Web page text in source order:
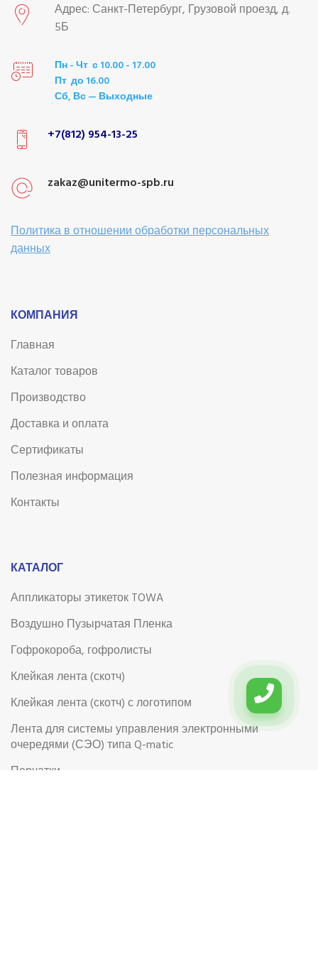
Адрес: Санкт-Петербург, Грузовой проезд, д.
5Б
Пн - Чт с 10.00 - 17.00
Пт до 16.00
Сб, Вс — Выходные
+7(812) 954-13-25
zakaz@unitermo-spb.ru
Политика в отношении обработки персональных
данных
КОМПАНИЯ
Главная
Каталог товаров
Производство
Доставка и оплата
Сертификаты
Полезная информация
Контакты
КАТАЛОГ
Аппликаторы этикеток TOWA
Воздушно Пузырчатая Пленка
Гофрокороба, гофролисты
Клейкая лента (скотч)
Клейкая лента (скотч) с логотипом
Лента для системы управления электронными
очередями (СЭО) типа Q-matic
Перчатки